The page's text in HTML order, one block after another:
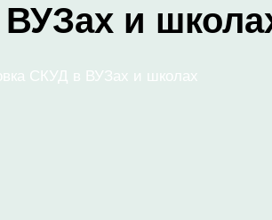
и
СКУД в ВУЗах и школах